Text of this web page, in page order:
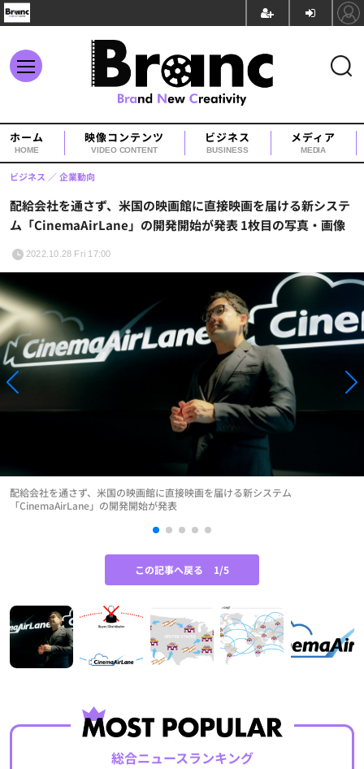
ホーム
HOME
映像コンテンツ
VIDEO CONTENT
ビジネス
BUSINESS
メディア
MEDIA
配給会社を通さず、米国の映画館に直接映画を届ける新システ
ム「CinemaAirLane」の開発開始が発表 1枚目の写真・画像
ビジネス 企業動向
2022.10.28 Fri 17:00
配給会社を通さず、米国の映画館に直接映画を届ける新システム
「CinemaAirLane」の開発開始が発表
この記事へ戻る 1/5
総合ニュースランキング